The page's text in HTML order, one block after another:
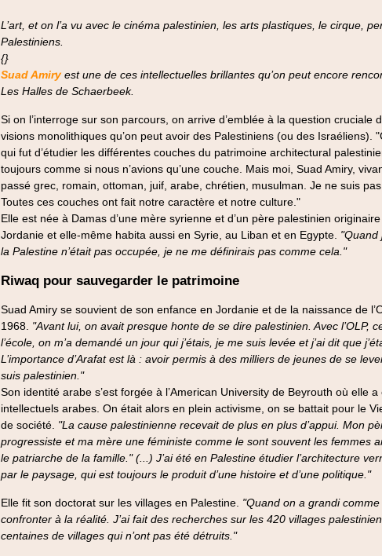
L’art, et on l’a vu avec le cinéma palestinien, les arts plastiques, le cirque,
Palestiniens.
{}
Suad Amiryest une de ces intellectuelles brillantes qu’on peut encore
Les Halles de Schaerbeek.
Si on l’interroge sur son parcours, on arrive d’emblée à la question cruciale
visions monolithiques qu’on peut avoir des Palestiniens (ou des Israéliens).
qui fut d’étudier les différentes couches du patrimoine architectural
toujours comme si nous n’avions qu’une couche. Mais moi, Suad Amiry,
passé grec, romain, ottoman, juif, arabe, chrétien, musulman. Je ne suis
Toutes ces couches ont fait notre caractère et notre culture."
Elle est née à Damas d’une mère syrienne et d’un père palestinien
Jordanie et elle-même habita aussi en Syrie, au Liban et en Egypte. "Quand
la Palestine n’était pas occupée, je ne me définirais pas comme cela."
Riwaq pour sauvegarder le patrimoine
Suad Amiry se souvient de son enfance en Jordanie et de la naissance de
1968. "Avant lui, on avait presque honte de se dire palestinien. Avec l’OLP,
l’école, on m’a demandé un jour qui j’étais, je me suis levée et j’ai dit que
L’importance d’Arafat est là : avoir permis à des milliers de jeunes de se
suis palestinien."
Son identité arabe s’est forgée à l’American University de Beyrouth où elle
intellectuels arabes. On était alors en plein activisme, on se battait pour le
de société. "La cause palestinienne recevait de plus en plus d’appui. Mon
progressiste et ma mère une féministe comme le sont souvent les femmes
le patriarche de la famille." (...) J’ai été en Palestine étudier l’architecture
par le paysage, qui est toujours le produit d’une histoire et d’une politique."
Elle fit son doctorat sur les villages en Palestine. "Quand on a grandi
confronter à la réalité. J’ai fait des recherches sur les 420 villages
centaines de villages qui n’ont pas été détruits."